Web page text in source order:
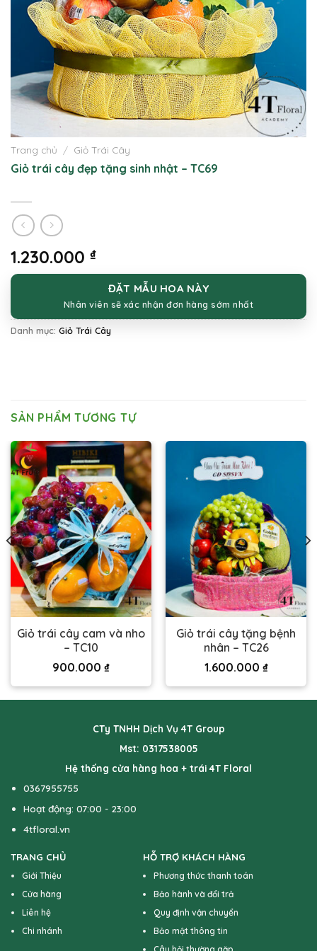
Trang chủ / Giỏ Trái Cây
Giỏ trái cây đẹp tặng sinh nhật – TC69
1.230.000 ₫
ĐẶT MẪU HOA NÀY
Nhân viên sẽ xác nhận đơn hàng sớm nhất
Danh mục: Giỏ Trái Cây
SẢN PHẨM TƯƠNG TỰ
Giỏ trái cây cam và nho
– TC10
900.000 ₫
Giỏ trái cây tặng bệnh
nhân – TC26
1.600.000 ₫
CTy TNHH Dịch Vụ 4T Group
Mst: 0317538005
Hệ thống cửa hàng hoa + trái 4T Floral
0367955755
Hoạt động: 07:00 - 23:00
4tfloral.vn
TRANG CHỦ
Giới Thiệu
Cửa hàng
Liên hệ
Chi nhánh
HỖ TRỢ KHÁCH HÀNG
Phương thức thanh toán
Bảo hành và đổi trả
Quy định vận chuyển
Bảo mật thông tin